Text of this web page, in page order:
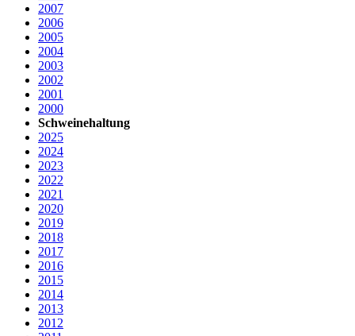
2007
2006
2005
2004
2003
2002
2001
2000
Schweinehaltung
2025
2024
2023
2022
2021
2020
2019
2018
2017
2016
2015
2014
2013
2012